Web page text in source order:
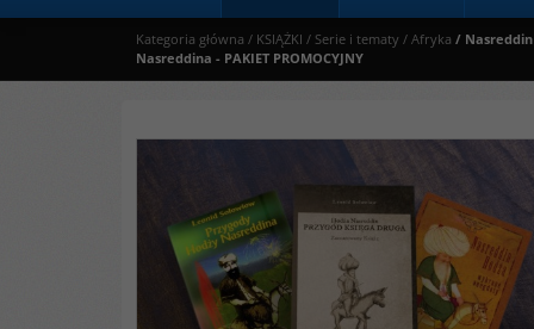
Kategoria główna / KSIĄŻKI / Serie i tematy / Afryka /
Nasreddina - PAKIET PROMOCYJNY